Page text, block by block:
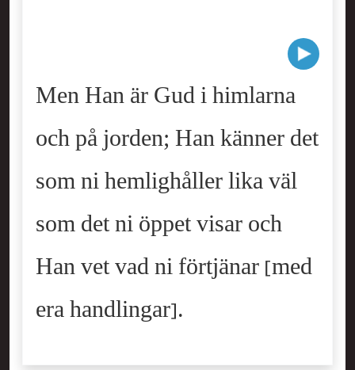
Men Han är Gud i himlarna
och på jorden; Han känner det
som ni hemlighåller lika väl
som det ni öppet visar och
Han vet vad ni förtjänar [med
era handlingar].